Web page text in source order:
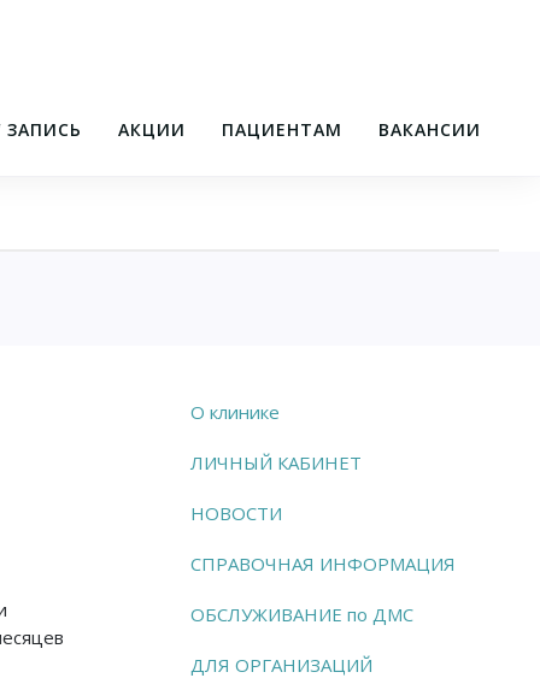
АКЦИИ ПАЦИЕНТАМ ВАКАНСИИ
О клинике
ЛИЧНЫЙ КАБИНЕТ
НОВОСТИ
СПРАВОЧНАЯ ИНФОРМАЦИЯ
ОБСЛУЖИВАНИЕ по ДМС
ДЛЯ ОРГАНИЗАЦИЙ